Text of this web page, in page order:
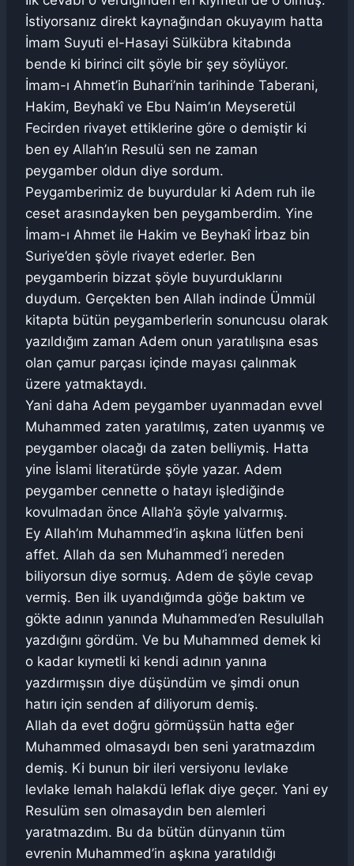
İstiyorsanız direkt kaynağından okuyayım hatta
İmam Suyuti el-Hasayi Sülkübra kitabında
bende ki birinci cilt şöyle bir şey söylüyor.
İmam-ı Ahmet’in Buhari’nin tarihinde Taberani,
Hakim, Beyhakî ve Ebu Naim’ın Meyseretül
Fecirden rivayet ettiklerine göre o demiştir ki
ben ey Allah’ın Resulü sen ne zaman
peygamber oldun diye sordum.
Peygamberimiz de buyurdular ki Adem ruh ile
ceset arasındayken ben peygamberdim. Yine
İmam-ı Ahmet ile Hakim ve Beyhakî İrbaz bin
Suriye’den şöyle rivayet ederler. Ben
peygamberin bizzat şöyle buyurduklarını
duydum. Gerçekten ben Allah indinde Ümmül
kitapta bütün peygamberlerin sonuncusu olarak
yazıldığım zaman Adem onun yaratılışına esas
olan çamur parçası içinde mayası çalınmak
üzere yatmaktaydı.
Yani daha Adem peygamber uyanmadan evvel
Muhammed zaten yaratılmış, zaten uyanmış ve
peygamber olacağı da zaten belliymiş. Hatta
yine İslami literatürde şöyle yazar. Adem
peygamber cennette o hatayı işlediğinde
kovulmadan önce Allah’a şöyle yalvarmış.
Ey Allah’ım Muhammed’in aşkına lütfen beni
affet. Allah da sen Muhammed’i nereden
biliyorsun diye sormuş. Adem de şöyle cevap
vermiş. Ben ilk uyandığımda göğe baktım ve
gökte adının yanında Muhammed’en Resulullah
yazdığını gördüm. Ve bu Muhammed demek ki
o kadar kıymetli ki kendi adının yanına
yazdırmışsın diye düşündüm ve şimdi onun
hatırı için senden af diliyorum demiş.
Allah da evet doğru görmüşsün hatta eğer
Muhammed olmasaydı ben seni yaratmazdım
demiş. Ki bunun bir ileri versiyonu levlake
levlake lemah halakdü leflak diye geçer. Yani ey
Resulüm sen olmasaydın ben alemleri
yaratmazdım. Bu da bütün dünyanın tüm
evrenin Muhammed’in aşkına yaratıldığı